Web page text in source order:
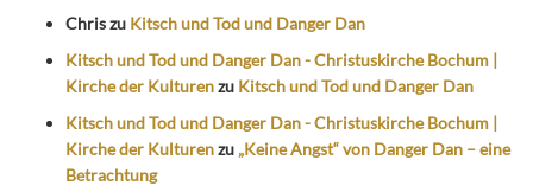
Chriszu Kitsch und Tod und Danger Dan
Kitsch und Tod und Danger Dan - Christuskirche Bochum |
Kirche der Kulturenzu Kitsch und Tod und Danger Dan
Kitsch und Tod und Danger Dan - Christuskirche Bochum |
Kirche der Kulturenzu „Keine Angst“ von Danger Dan – eine
Betrachtung